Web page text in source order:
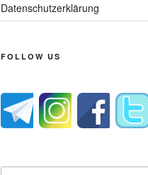
Datenschutzerklärung
FOLLOW US